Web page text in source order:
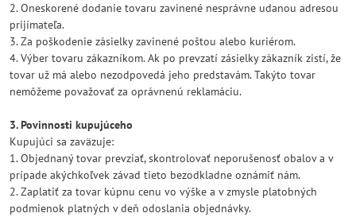
2. Oneskorené dodanie tovaru zavinené nesprávne udanou adresou
prijímateľa.
3. Za poškodenie zásielky zavinené poštou alebo kuriérom.
4. Výber tovaru zákazníkom. Ak po prevzatí zásielky zákazník zistí, že
tovar už má alebo nezodpovedá jeho predstavám. Takýto tovar
nemôžeme považovať za oprávnenú reklamáciu.
3. Povinnosti kupujúceho
Kupujúci sa zaväzuje:
1. Objednaný tovar prevziať, skontrolovať neporušenosť obalov a v
prípade akýchkoľvek závad tieto bezodkladne oznámiť nám.
2. Zaplatiť za tovar kúpnu cenu vo výške a v zmysle platobných
podmienok platných v deň odoslania objednávky.